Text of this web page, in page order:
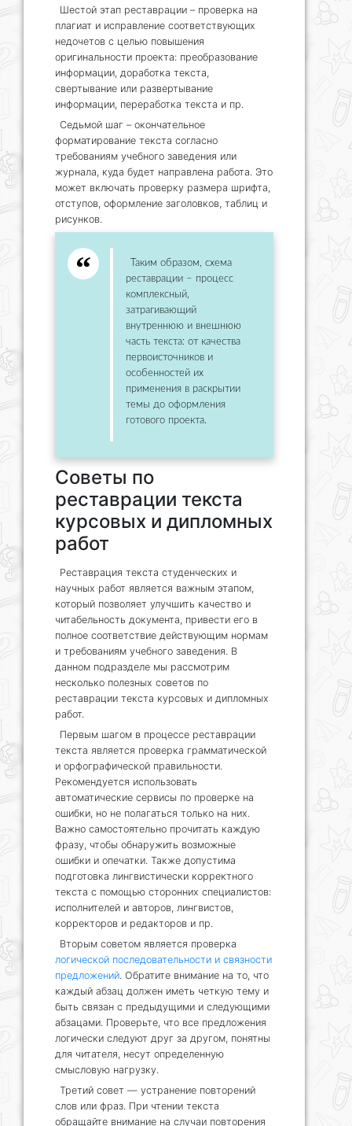
Шестой этап реставрации – проверка на
плагиат и исправление соответствующих
недочетов с целью повышения
оригинальности проекта: преобразование
информации, доработка текста,
свертывание или развертывание
информации, переработка текста и пр.
Седьмой шаг – окончательное
форматирование текста согласно
требованиям учебного заведения или
журнала, куда будет направлена работа. Это
может включать проверку размера шрифта,
отступов, оформление заголовков, таблиц и
рисунков.
Таким образом, схема
реставрации – процесс
комплексный,
затрагивающий
внутреннюю и внешнюю
часть текста: от качества
первоисточников и
особенностей их
применения в раскрытии
темы до оформления
готового проекта.
Советы по
реставрации текста
курсовых и дипломных
работ
Реставрация текста студенческих и
научных работ является важным этапом,
который позволяет улучшить качество и
читабельность документа, привести его в
полное соответствие действующим нормам
и требованиям учебного заведения. В
данном подразделе мы рассмотрим
несколько полезных советов по
реставрации текста курсовых и дипломных
работ.
Первым шагом в процессе реставрации
текста является проверка грамматической
и орфографической правильности.
Рекомендуется использовать
автоматические сервисы по проверке на
ошибки, но не полагаться только на них.
Важно самостоятельно прочитать каждую
фразу, чтобы обнаружить возможные
ошибки и опечатки. Также допустима
подготовка лингвистически корректного
текста с помощью сторонних специалистов:
исполнителей и авторов, лингвистов,
корректоров и редакторов и пр.
Вторым советом является проверка
логической последовательности и связности
предложений . Обратите внимание на то, что
каждый абзац должен иметь четкую тему и
быть связан с предыдущими и следующими
абзацами. Проверьте, что все предложения
логически следуют друг за другом, понятны
для читателя, несут определенную
смысловую нагрузку.
Третий совет — устранение повторений
слов или фраз. При чтении текста
обращайте внимание на случаи повторения